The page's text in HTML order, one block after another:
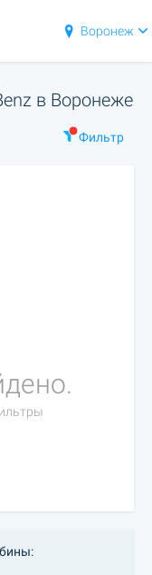
Воронеж
в Воронеже
Фильтр